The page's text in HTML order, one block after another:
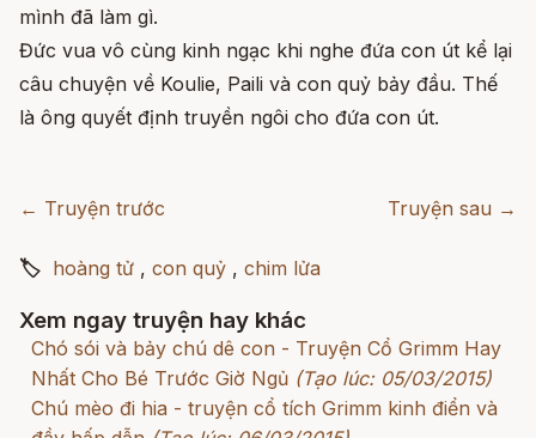
mình đã làm gì.
Đức vua vô cùng kinh ngạc khi nghe đứa con út kể lại
câu chuyện về Koulie, Paili và con quỷ bảy đầu. Thế
là ông quyết định truyền ngôi cho đứa con út.
← Truyện trước Truyện sau →
🏷 hoàng tử , con quỷ , chim lửa
Xem ngay truyện hay khác
Chó sói và bảy chú dê con - Truyện Cổ Grimm Hay
Nhất Cho Bé Trước Giờ Ngủ (Tạo lúc: 05/03/2015)
Chú mèo đi hia - truyện cổ tích Grimm kinh điển và